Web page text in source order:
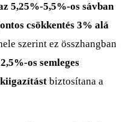
5,25%-5,5%-os sávban
csökkentés 3% alá
szerint ez összhangban
2,5%-os semleges
biztosítana a